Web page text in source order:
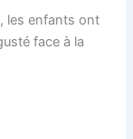
les enfants ont
face à la